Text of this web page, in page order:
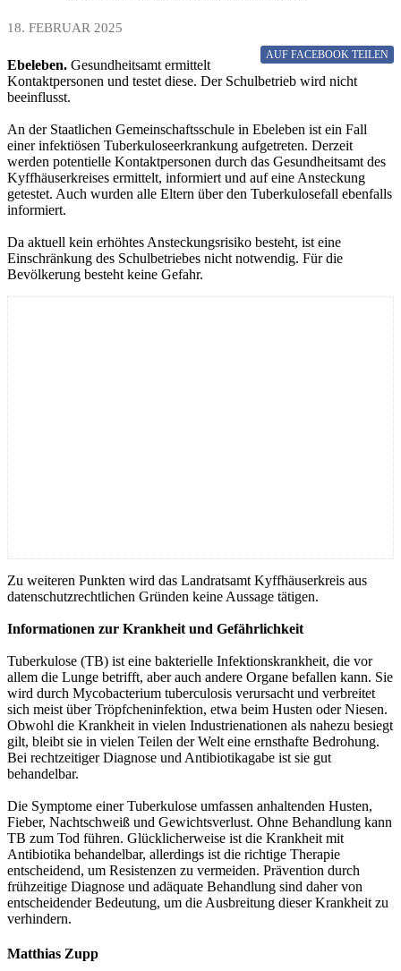
18. FEBRUAR 2025
AUF FACEBOOK TEILEN
Ebeleben. Gesundheitsamt ermittelt
Kontaktpersonen und testet diese. Der Schulbetrieb wird nicht
beeinflusst.
An der Staatlichen Gemeinschaftsschule in Ebeleben ist ein Fall
einer infektiösen Tuberkuloseerkrankung aufgetreten. Derzeit
werden potentielle Kontaktpersonen durch das Gesundheitsamt des
Kyffhäuserkreises ermittelt, informiert und auf eine Ansteckung
getestet. Auch wurden alle Eltern über den Tuberkulosefall ebenfalls
informiert.
Da aktuell kein erhöhtes Ansteckungsrisiko besteht, ist eine
Einschränkung des Schulbetriebes nicht notwendig. Für die
Bevölkerung besteht keine Gefahr.
Zu weiteren Punkten wird das Landratsamt Kyffhäuserkreis aus
datenschutzrechtlichen Gründen keine Aussage tätigen.
Informationen zur Krankheit und Gefährlichkeit
Tuberkulose (TB) ist eine bakterielle Infektionskrankheit, die vor
allem die Lunge betrifft, aber auch andere Organe befallen kann. Sie
wird durch Mycobacterium tuberculosis verursacht und verbreitet
sich meist über Tröpfcheninfektion, etwa beim Husten oder Niesen.
Obwohl die Krankheit in vielen Industrienationen als nahezu besiegt
gilt, bleibt sie in vielen Teilen der Welt eine ernsthafte Bedrohung.
Bei rechtzeitiger Diagnose und Antibiotikagabe ist sie gut
behandelbar.
Die Symptome einer Tuberkulose umfassen anhaltenden Husten,
Fieber, Nachtschweiß und Gewichtsverlust. Ohne Behandlung kann
TB zum Tod führen. Glücklicherweise ist die Krankheit mit
Antibiotika behandelbar, allerdings ist die richtige Therapie
entscheidend, um Resistenzen zu vermeiden. Prävention durch
frühzeitige Diagnose und adäquate Behandlung sind daher von
entscheidender Bedeutung, um die Ausbreitung dieser Krankheit zu
verhindern.
Matthias Zupp